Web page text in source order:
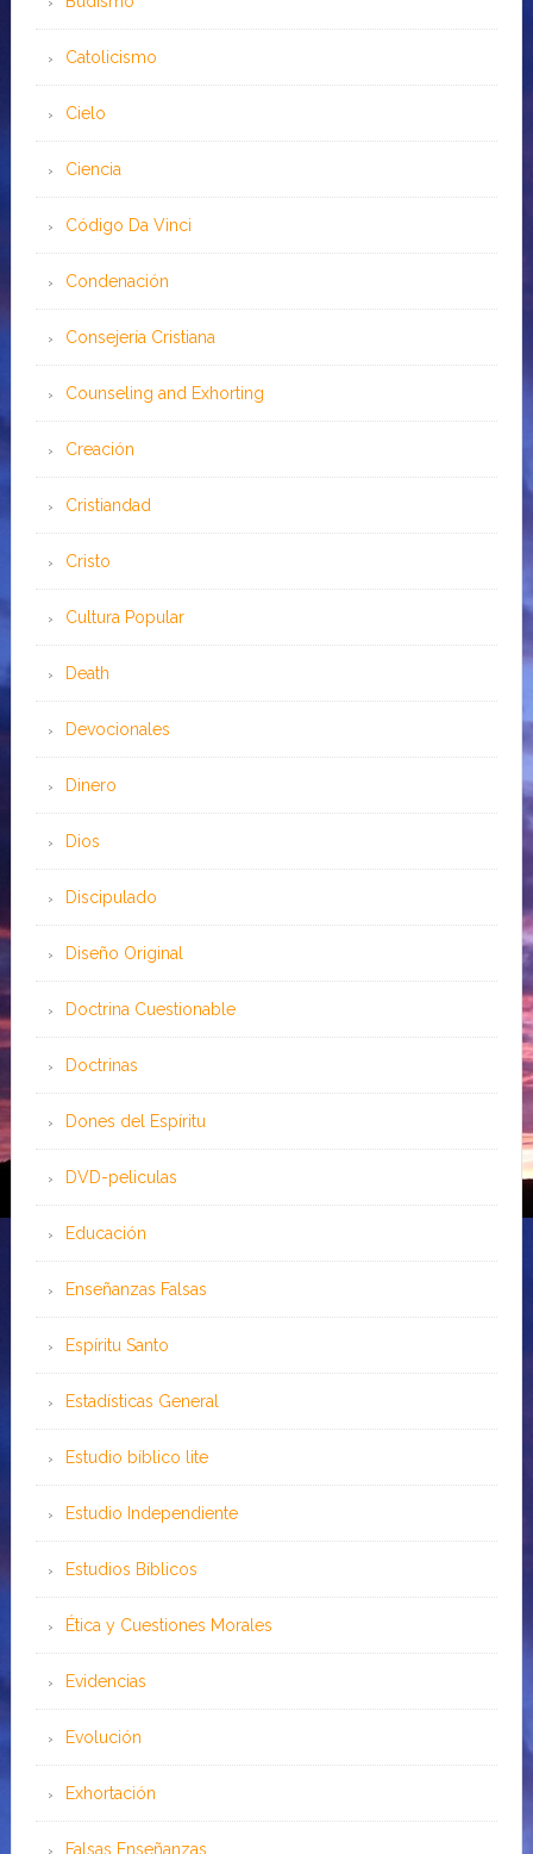
Catolicismo
Cielo
Ciencia
Código Da Vinci
Condenación
Consejería Cristiana
Counseling and Exhorting
Creación
Cristiandad
Cristo
Cultura Popular
Death
Devocionales
Dinero
Dios
Discipulado
Diseño Original
Doctrina Cuestionable
Doctrinas
Dones del Espíritu
DVD-peliculas
Educación
Enseñanzas Falsas
Espíritu Santo
Estadísticas General
Estudio bíblico lite
Estudio Independiente
Estudios Bíblicos
Ética y Cuestiones Morales
Evidencias
Evolución
Exhortación
Falsas Enseñanzas